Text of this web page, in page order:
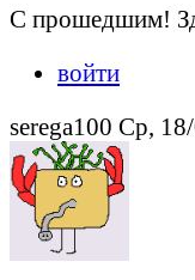
С прошедшим!
войти
serega100 Ср,